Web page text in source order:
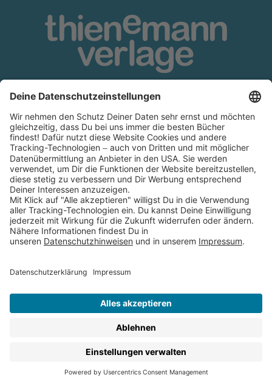
Thienemann•Esslinger•Planet!
Loomlight
nach oben
Newsletter
Bist Du an unseren Gewinnspielen
und Buchhighlights interessiert?
Dann trage Dich hier schnell und
Service & Kontakt